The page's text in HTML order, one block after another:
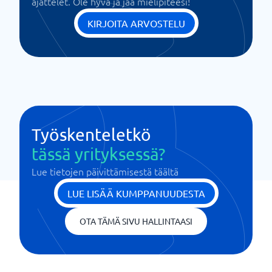
KIRJOITA ARVOSTELU
Työskenteletkö
tässä yrityksessä?
Lue tietojen päivittämisestä täältä
LUE LISÄÄ KUMPPANUUDESTA
OTA TÄMÄ SIVU HALLINTAASI